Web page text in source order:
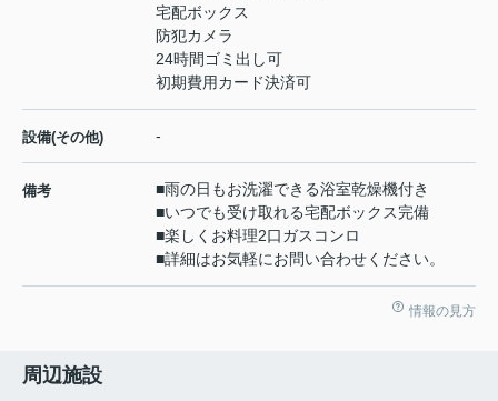
宅配ボックス
防犯カメラ
24時間ゴミ出し可
初期費用カード決済可
設備(その他) -
備考
■雨の日もお洗濯できる浴室乾燥機付き
■いつでも受け取れる宅配ボックス完備
■楽しくお料理2口ガスコンロ
■詳細はお気軽にお問い合わせください。
情報の見方
周辺施設